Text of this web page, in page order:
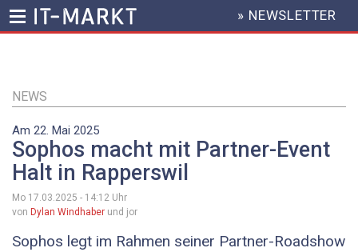
Inhalt
HEADER
MENU
» NEWSLETTER
NEWS
Am 22. Mai 2025
Sophos macht mit Partner-Event
Halt in Rapperswil
Mo 17.03.2025 - 14:12 Uhr
von Dylan Windhaber und jor
Sophos legt im Rahmen seiner Partner-Roadshow